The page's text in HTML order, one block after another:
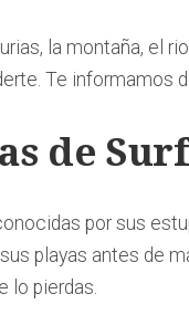
la montaña, el
Te informamos
de
por sus
playas antes de
lo pierdas.